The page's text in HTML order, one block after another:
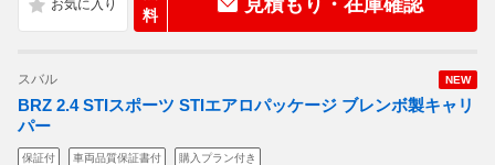
料
見積もり・在庫確認
NEW
スバル
BRZ 2.4 STIスポーツ STIエアロパッケージ ブレンボ製キャリ
パー
保証付 車両品質保証書付 購入プラン付き